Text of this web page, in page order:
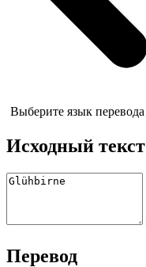
Выберите язык перевода
Исходный текст
Перевод